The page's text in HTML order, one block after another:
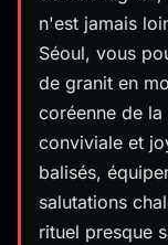
n'est jamais
Séoul, vous
de granit en
coréenne de
conviviale et
balisés,
salutations
rituel presque